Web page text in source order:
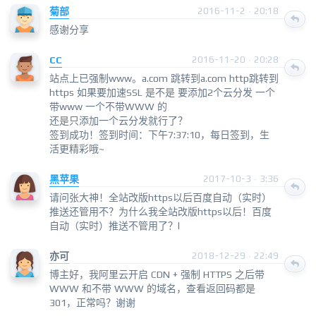
菊部 2016-11-2 · 20:18
感谢分享
CC 2016-11-20 · 20:28
站点上已强制www。a.com 跳转到a.com http跳转到
https 如果要加速SSL 是不是 要添加2个云分发 一个
带www 一个不带WWW 的
还是只添加一个云分发就行了？
签到成功！签到时间：下午7:37:10，每日签到，生
活更精彩哦~
黑苹果 2017-10-3 · 3:36
请问张大神！全站改版https以后百度自动（实时）
推送还管用不？为什么我全站改版https以后！百度
自动（实时）推送不管用了？l
亦可 2018-12-29 · 22:49
博主好，我阿里云开启 CDN + 强制 HTTPS 之后带
WWW 和不带 WWW 的域名，查看返回码都是
301，正常吗？谢谢